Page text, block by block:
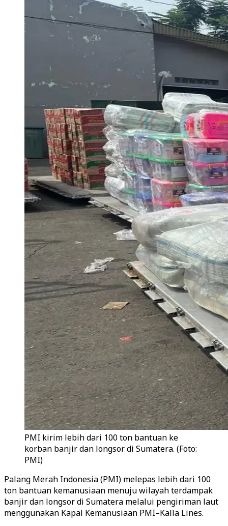
PMI kirim lebih dari 100 ton bantuan ke
korban banjir dan longsor di Sumatera. (Foto:
PMI)
Palang Merah Indonesia (PMI) melepas lebih dari 100
ton bantuan kemanusiaan menuju wilayah terdampak
banjir dan longsor di Sumatera melalui pengiriman laut
menggunakan Kapal Kemanusiaan PMI–Kalla Lines.